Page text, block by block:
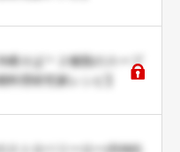
縄そば＊２種類のスープ
料理研究家レシピ】
ストロベリーロー(RAW)